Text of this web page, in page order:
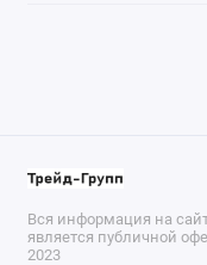
Вся информация на
является публичной
2023